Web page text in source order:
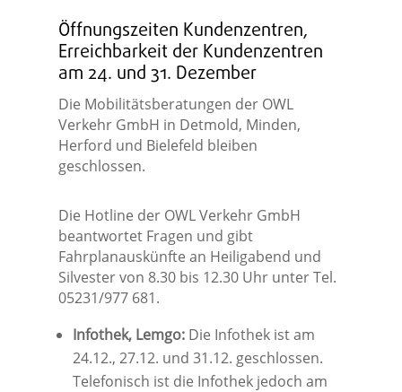
Öffnungszeiten Kundenzentren,
Erreichbarkeit der Kundenzentren
am 24. und 31. Dezember
Die Mobilitätsberatungen der OWL
Verkehr GmbH in Detmold, Minden,
Herford und Bielefeld bleiben
geschlossen.
Die Hotline der OWL Verkehr GmbH
beantwortet Fragen und gibt
Fahrplanauskünfte an Heiligabend und
Silvester von 8.30 bis 12.30 Uhr unter Tel.
05231/977 681.
Infothek, Lemgo:Die Infothek ist am
24.12., 27.12. und 31.12. geschlossen.
Telefonisch ist die Infothek jedoch am